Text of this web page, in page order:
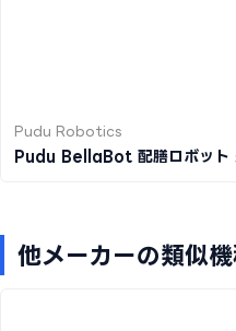
Pudu Robotics
Pudu BellaBot 配膳ロボット
他メーカーの類似